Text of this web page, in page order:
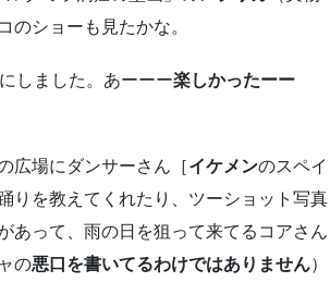
のショーも見たかな。
しました。あーーー楽しかったーー
広場にダンサーさん［イケメンのスペイ
りを教えてくれたり、ツーショット写真
あって、雨の日を狙って来てるコアさん
の悪口を書いてるわけではありません）